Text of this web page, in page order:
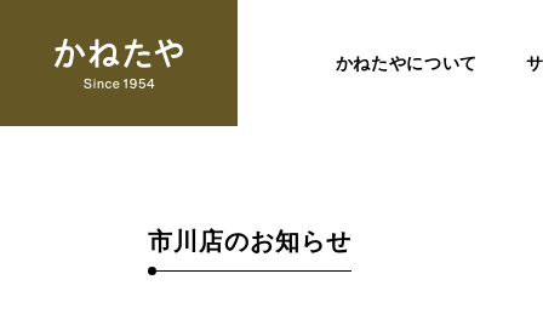
かねたやについて
市川店のお知らせ